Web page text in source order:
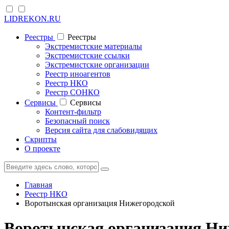
LIDREKON.RU
Реестры
Реестры
Экстремистские материалы
Экстремистские ссылки
Экстремистские организации
Реестр иноагентов
Реестр НКО
Реестр СОНКО
Cервисы
Cервисы
Контент-фильтр
Безопасный поиск
Версия сайта для слабовидящих
Скрипты
О проекте
Главная
Реестр НКО
Воротынская организация Нижегородской